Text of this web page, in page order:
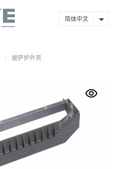
简体中文
披萨炉外壳